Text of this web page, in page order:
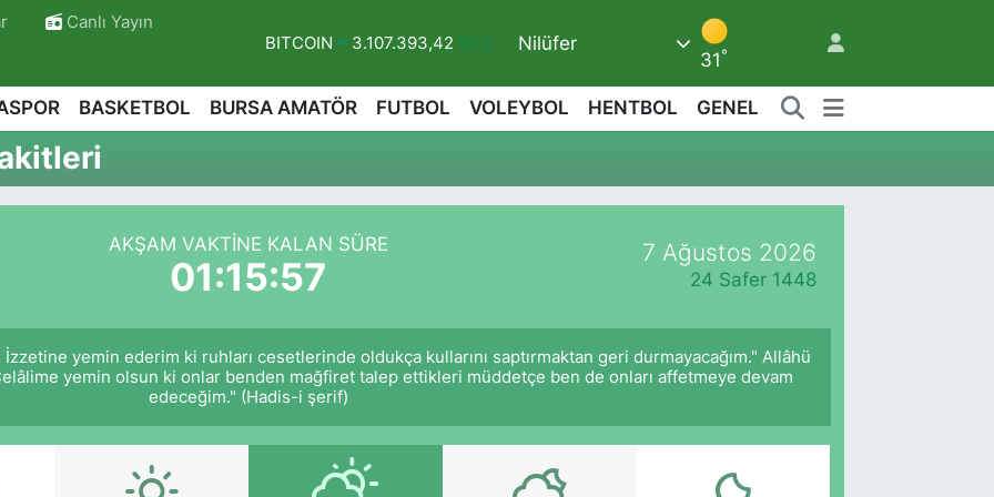
Canlı Yayın
BITCOIN 3.107.393,42 %1.2
DOLAR
47,7106 %0.17
GRAM ALTIN
6618.49 %2.12
BİST100
Nilüfer
31°
BASKETBOL BURSA AMATÖR FUTBOL VOLEYBOL HENTBOL GENEL
AKŞAM VAKTINE KALAN SÜRE
01:15:56
7 Ağustos 2026
24 Safer 1448
yemin ederim ki ruhları cesetlerinde oldukça kullarını saptırmaktan geri durmayacağım." Allâhü
yemin olsun ki onlar benden mağfiret talep ettikleri müddetçe ben de onları affetmeye devam
edeceğim." (Hadis-i şerif)